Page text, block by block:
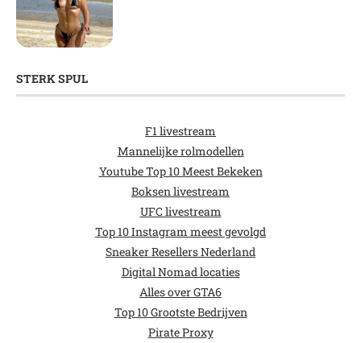
STERK SPUL
F1 livestream
Mannelijke rolmodellen
Youtube Top 10 Meest Bekeken
Boksen livestream
UFC livestream
Top 10 Instagram meest gevolgd
Sneaker Resellers Nederland
Digital Nomad locaties
Alles over GTA6
Top 10 Grootste Bedrijven
Pirate Proxy